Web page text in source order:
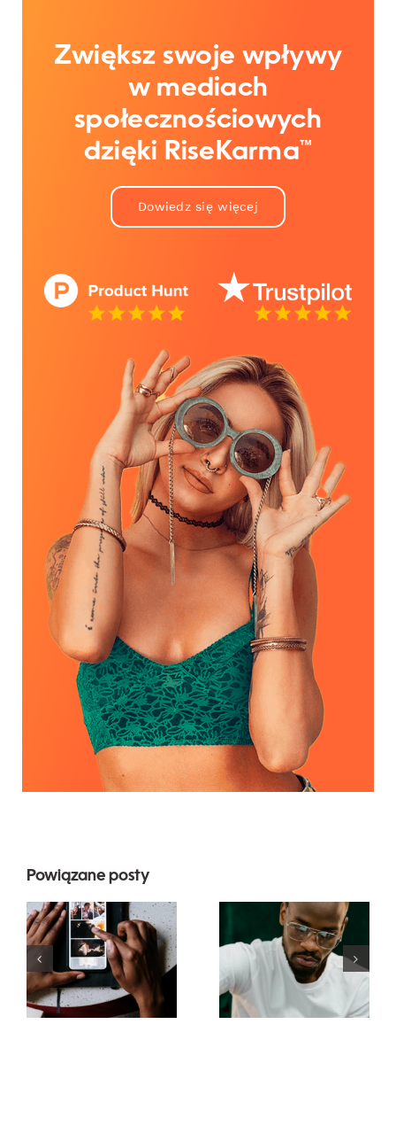
Zwiększ swoje wpływy
w mediach
społecznościowych
dzięki RiseKarma™
Dowiedz się więcej
Powiązane posty
Najlepsze
aplikacje do
animacji
zdjęć na
angażujące
posty na
Top 17
wskazówek
dotyczących
zrozumienia
algorytmu